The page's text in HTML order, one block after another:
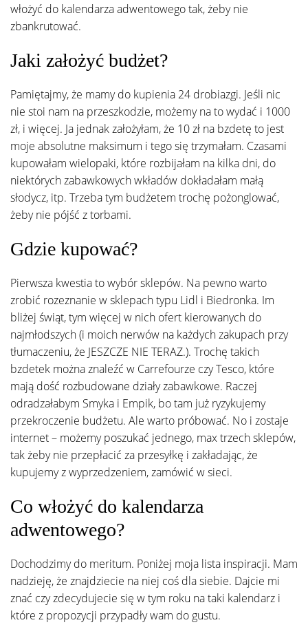
włożyć do kalendarza adwentowego tak, żeby nie
zbankrutować.
Jaki założyć budżet?
Pamiętajmy, że mamy do kupienia 24 drobiazgi. Jeśli nic
nie stoi nam na przeszkodzie, możemy na to wydać i 1000
zł, i więcej. Ja jednak założyłam, że 10 zł na bzdetę to jest
moje absolutne maksimum i tego się trzymałam. Czasami
kupowałam wielopaki, które rozbijałam na kilka dni, do
niektórych zabawkowych wkładów dokładałam małą
słodycz, itp. Trzeba tym budżetem trochę pożonglować,
żeby nie pójść z torbami.
Gdzie kupować?
Pierwsza kwestia to wybór sklepów. Na pewno warto
zrobić rozeznanie w sklepach typu Lidl i Biedronka. Im
bliżej świąt, tym więcej w nich ofert kierowanych do
najmłodszych (i moich nerwów na każdych zakupach przy
tłumaczeniu, że JESZCZE NIE TERAZ.). Trochę takich
bzdetek można znaleźć w Carrefourze czy Tesco, które
mają dość rozbudowane działy zabawkowe. Raczej
odradzałabym Smyka i Empik, bo tam już ryzykujemy
przekroczenie budżetu. Ale warto próbować. No i zostaje
internet – możemy poszukać jednego, max trzech sklepów,
tak żeby nie przepłacić za przesyłkę i zakładając, że
kupujemy z wyprzedzeniem, zamówić w sieci.
Co włożyć do kalendarza
adwentowego?
Dochodzimy do meritum. Poniżej moja lista inspiracji. Mam
nadzieję, że znajdziecie na niej coś dla siebie. Dajcie mi
znać czy zdecydujecie się w tym roku na taki kalendarz i
które z propozycji przypadły wam do gustu.